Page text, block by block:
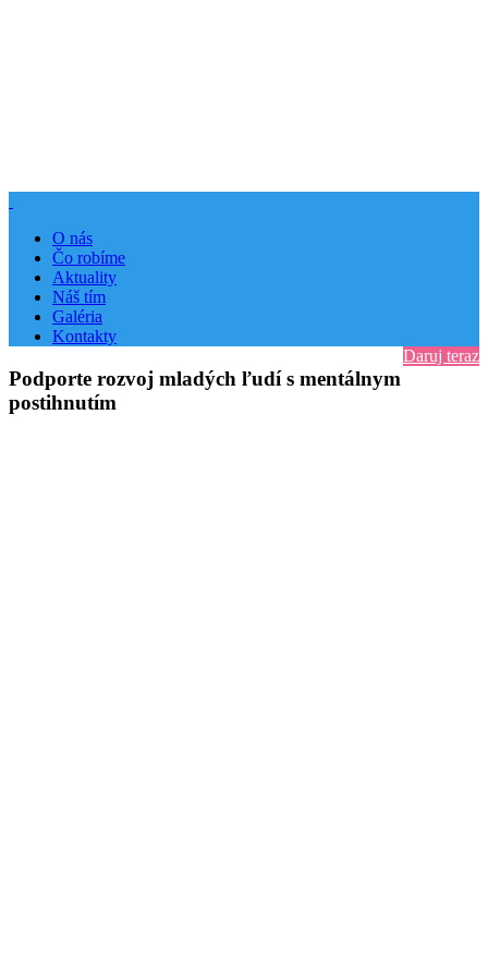
O nás
Čo robíme
Aktuality
Náš tím
Galéria
Kontakty
Daruj teraz
Podporte rozvoj mladých ľudí s mentálnym
postihnutím